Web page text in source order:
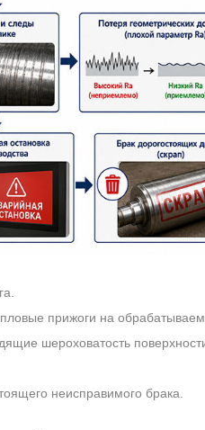
прижоги на
шероховатость
неисправимого брака.